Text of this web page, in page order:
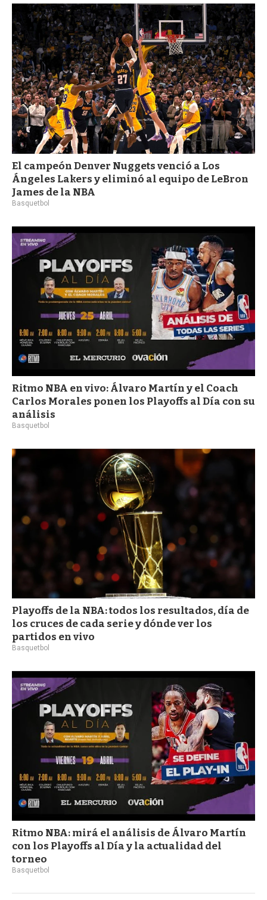
El campeón Denver Nuggets venció a Los
Ángeles Lakers y eliminó al equipo de LeBron
James de la NBA
Basquetbol
Ritmo NBA en vivo: Álvaro Martín y el Coach
Carlos Morales ponen los Playoffs al Día con su
análisis
Basquetbol
Playoffs de la NBA: todos los resultados, día de
los cruces de cada serie y dónde ver los
partidos en vivo
Basquetbol
Ritmo NBA: mirá el análisis de Álvaro Martín
con los Playoffs al Día y la actualidad del
torneo
Basquetbol